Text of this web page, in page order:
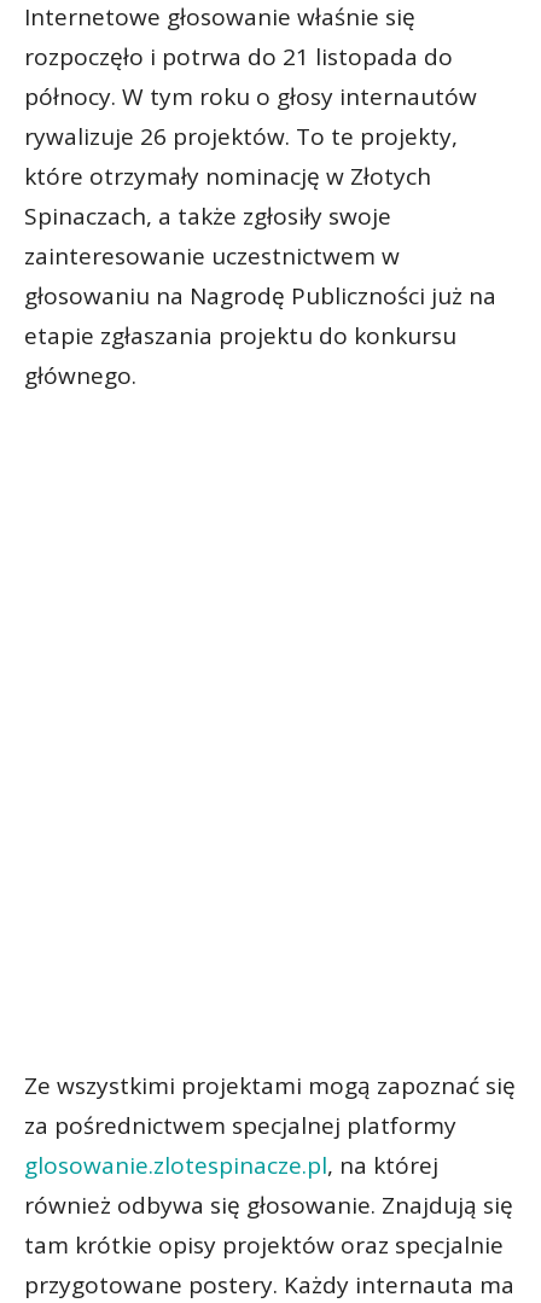
Internetowe głosowanie właśnie się
rozpoczęło i potrwa do 21 listopada do
północy. W tym roku o głosy internautów
rywalizuje 26 projektów. To te projekty,
które otrzymały nominację w Złotych
Spinaczach, a także zgłosiły swoje
zainteresowanie uczestnictwem w
głosowaniu na Nagrodę Publiczności już na
etapie zgłaszania projektu do konkursu
głównego.
Ze wszystkimi projektami mogą zapoznać się
za pośrednictwem specjalnej platformy
glosowanie.zlotespinacze.pl, na której
również odbywa się głosowanie. Znajdują się
tam krótkie opisy projektów oraz specjalnie
przygotowane postery. Każdy internauta ma